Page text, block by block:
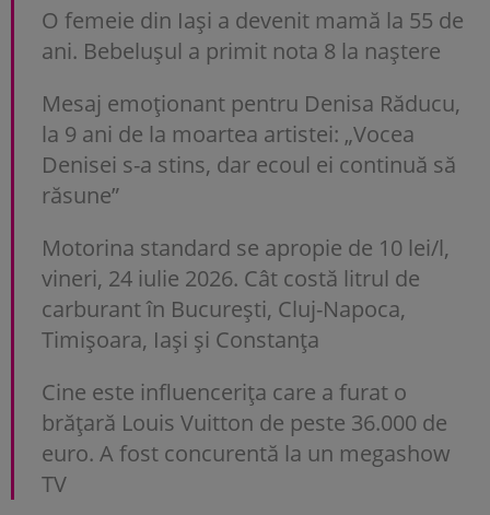
O femeie din Iași a devenit mamă la 55 de
ani. Bebelușul a primit nota 8 la naștere
Mesaj emoționant pentru Denisa Răducu,
la 9 ani de la moartea artistei: „Vocea
Denisei s-a stins, dar ecoul ei continuă să
răsune”
Motorina standard se apropie de 10 lei/l,
vineri, 24 iulie 2026. Cât costă litrul de
carburant în București, Cluj-Napoca,
Timișoara, Iași și Constanța
Cine este influencerița care a furat o
brățară Louis Vuitton de peste 36.000 de
euro. A fost concurentă la un megashow
TV